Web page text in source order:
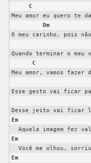
C
Meu amor eu quero te
Dm
O meu carinho, pois
Quando terminar o meu
C
Meu amor, vamos
Esse gesto vai ficar
Em
Em
Em